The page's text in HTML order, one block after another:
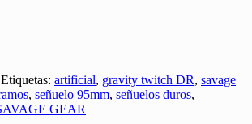
Etiquetas: artificial, gravity twitch DR, savage
, señuelo 95mm, señuelos duros,
GEAR